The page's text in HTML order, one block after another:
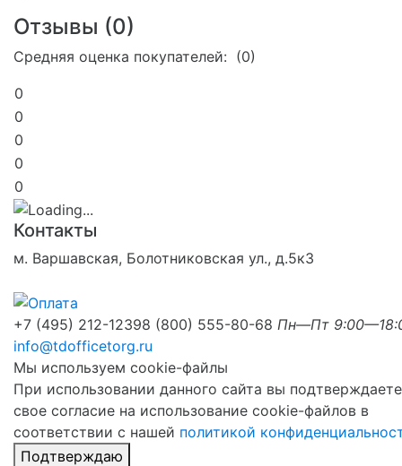
Отзывы (0)
Средняя оценка покупателей: (0)
0
0
0
0
0
Контакты
м. Варшавская, Болотниковская ул., д.5к3
+7 (495) 212-12398 (800) 555-80-68 Пн—Пт
info@tdofficetorg.ru
Мы используем cookie-файлы
При использовании данного сайта вы подтверждаете
свое согласие на использование cookie-файлов в
соответствии с нашей политикой
Подтверждаю